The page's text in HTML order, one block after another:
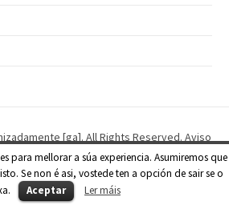
[ga]. All Rights Reserved. Aviso
Legal.
Theme byWPStash
para mellorar a súa experiencia. Asumiremos que
Se non é asi, vostede ten a opción de sair se o
Aceptar Ler máis